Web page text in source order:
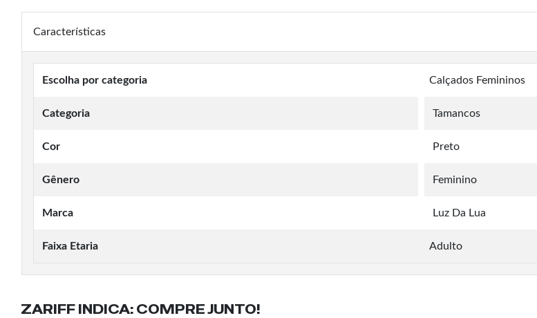
Características
Escolha por categoria Calçados Femininos
Categoria Tamancos
Cor Preto
Gênero Feminino
Marca Luz Da Lua
Faixa Etaria Adulto
ZARIFF INDICA: COMPRE JUNTO!